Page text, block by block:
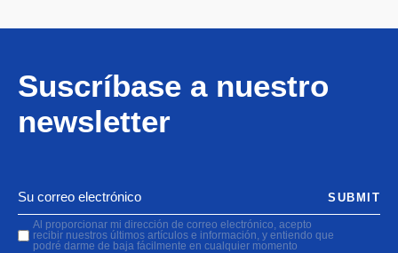
Suscríbase a nuestro
newsletter
Al proporcionar mi dirección de correo electrónico, acepto
recibir nuestros últimos artículos e información, y entiendo que
podré darme de baja fácilmente en cualquier momento
SUBMIT